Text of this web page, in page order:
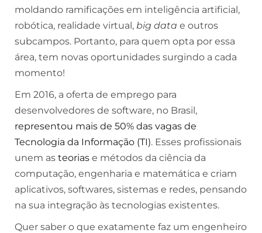
moldando ramificações em inteligência artificial,
robótica, realidade virtual, big data e outros
subcampos. Portanto, para quem opta por essa
área, tem novas oportunidades surgindo a cada
momento!
Em 2016, a oferta de emprego para
desenvolvedores de software, no Brasil,
representou mais de 50% das vagas de
Tecnologia da Informação (TI). Esses profissionais
unem as teorias e métodos da ciência da
computação, engenharia e matemática e criam
aplicativos, softwares, sistemas e redes, pensando
na sua integração às tecnologias existentes.
Quer saber o que exatamente faz um engenheiro